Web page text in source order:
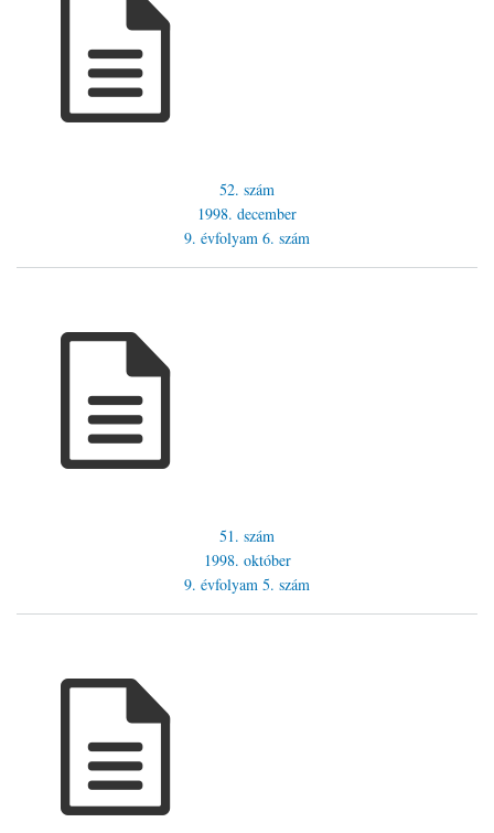
52. szám
1998. december
9. évfolyam 6. szám
51. szám
1998. október
9. évfolyam 5. szám